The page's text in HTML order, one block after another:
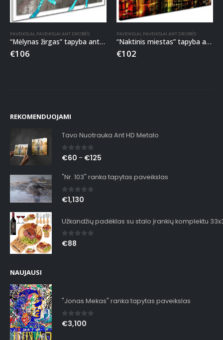
PAVEIKSLAI, PAVEIKSLAI ANT DROBĖS
“Mėlynas žirgas” tapyba ant drobės
€106
PAVEIKSLAI, PAVEIKSLAI ANT DROBĖS
“Naktinis miestas” tapyba ant drobės
€102
REKOMENDUOJAMI
Tavo Nuotrauka Ant HD Metalo
0out of 5
€60 – €125
"Nr. 103" ranka tapytas paveikslas
0out of 5
€1,130
Užkandžių padėklas su stalo įrankių komplektu
0out of 5
€88
NAUJAUSI
"Jonas Mekas" ranka tapytas paveikslas
0out of 5
€3,100